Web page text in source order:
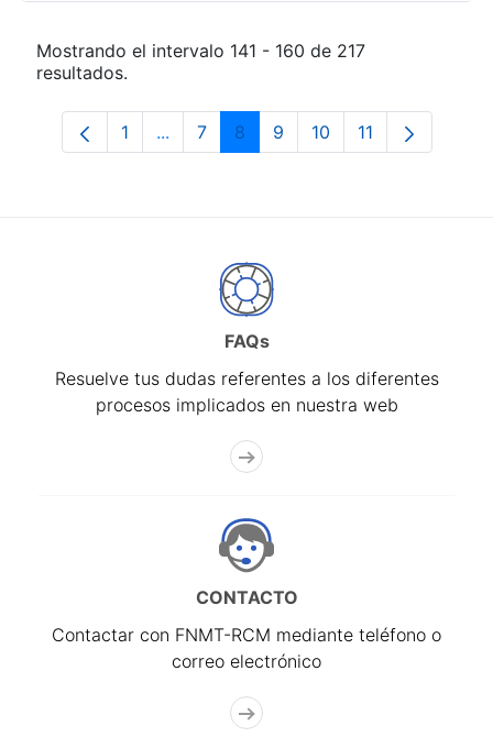
Mostrando el intervalo 141 - 160 de 217
resultados.
Página
1 ...Páginas intermedias Use TAB para
Página
7 Página
8 Página
9 Página
10 Página
11
FAQs
Resuelve tus dudas referentes a los diferentes
procesos implicados en nuestra web
CONTACTO
Contactar con FNMT-RCM mediante teléfono o
correo electrónico